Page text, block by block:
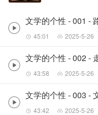
文学的个性 - 001 -
45:01 2025-5-26
文学的个性 - 002 -
43:58 2025-5-26
43:42 2025-5-26